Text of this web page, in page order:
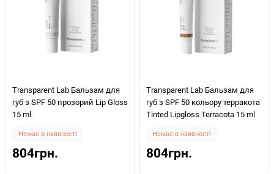
Transparent Lab Бальзам для
губ з SPF 50 прозорий Lip Gloss
15 ml
Немає в наявності
804грн.
Transparent Lab Бальзам для
губ з SPF 50 кольору терракота
Tinted Lipgloss Terracota 15 ml
Немає в наявності
804грн.